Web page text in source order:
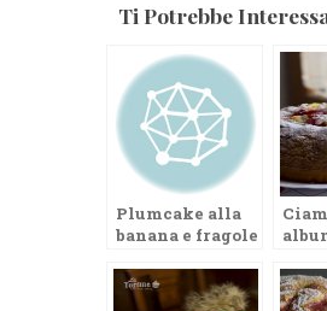
Ti Potrebbe
Plumcake alla
banana e fragole